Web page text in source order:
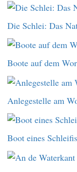
Die Schlei: Das
Boote auf dem
Anlegestelle am
Boot eines